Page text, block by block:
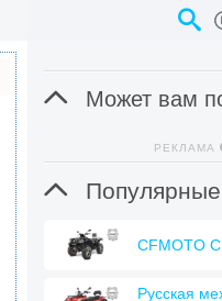
 Может вам
РЕКЛАМА
 Популярные
CFMOTO
Русская